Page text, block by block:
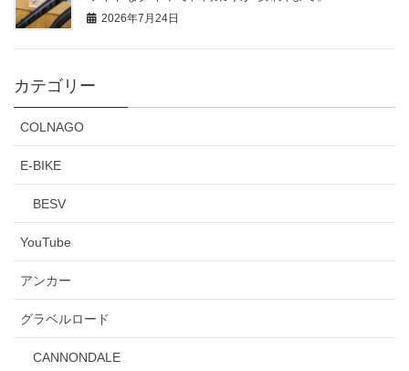
2026年7月24日
カテゴリー
COLNAGO
E-BIKE
BESV
YouTube
アンカー
グラベルロード
CANNONDALE